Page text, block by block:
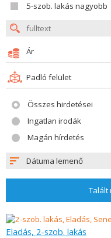
5-szob. lakás nagyobb
Ár
Padló felület
Összes hirdetései
Ingatlan irodák
Magán hírdetés
Dátuma lemenő
Talált
Eladás, 2-szob. lakás